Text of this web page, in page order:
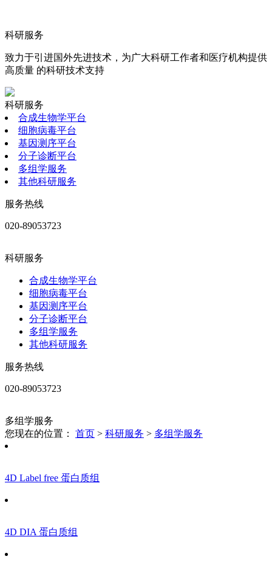
科研服务
致力于引进国外先进技术，为广大科研工作者和医疗机构提供
高质量 的科研技术支持
科研服务
合成生物学平台
细胞病毒平台
基因测序平台
分子诊断平台
多组学服务
其他科研服务
服务热线
020-89053723
科研服务
合成生物学平台
细胞病毒平台
基因测序平台
分子诊断平台
多组学服务
其他科研服务
服务热线
020-89053723
多组学服务
您现在的位置： 首页 > 科研服务 > 多组学服务
4D Label free 蛋白质组
4D DIA 蛋白质组